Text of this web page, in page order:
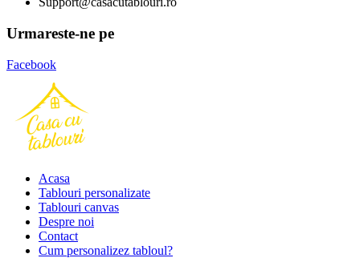
Urmareste-ne pe
Facebook
Acasa
Tablouri personalizate
Tablouri canvas
Despre noi
Contact
Cum personalizez tabloul?